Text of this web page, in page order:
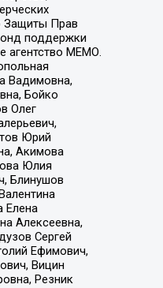
Защиты Прав
поддержки
агентство МЕМО.
Вадимовна,
Бойко
Олег
Юрий
Акимова
Юлия
Блинушов
Елена
Алексеевна,
Сергей
Ефимович,
Вицин
Резник